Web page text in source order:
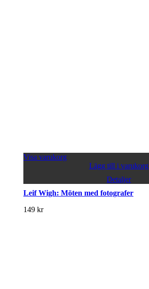
Visa varukorg
Lägg till i varukorg
Detaljer
Leif Wigh: Möten med fotografer
149 kr